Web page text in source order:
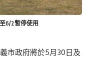
6/2暫停使用
市政府將於5月30日及